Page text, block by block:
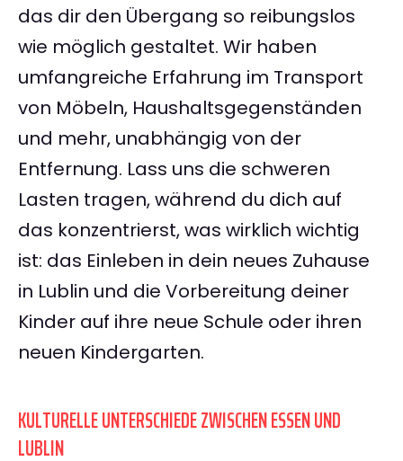
das dir den Übergang so reibungslos
wie möglich gestaltet. Wir haben
umfangreiche Erfahrung im Transport
von Möbeln, Haushaltsgegenständen
und mehr, unabhängig von der
Entfernung. Lass uns die schweren
Lasten tragen, während du dich auf
das konzentrierst, was wirklich wichtig
ist: das Einleben in dein neues Zuhause
in Lublin und die Vorbereitung deiner
Kinder auf ihre neue Schule oder ihren
neuen Kindergarten.
KULTURELLE UNTERSCHIEDE ZWISCHEN ESSEN UND
LUBLIN